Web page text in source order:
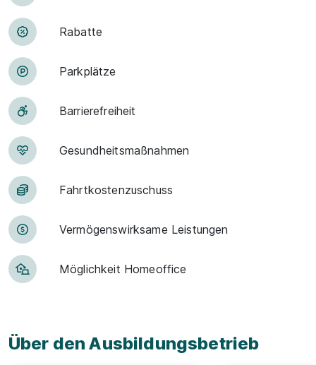
Rabatte
Park­plätze
Barriere­frei­heit
Ge­sund­heits­maß­nah­men
Fahrt­kosten­zu­schuss
Vermögens­wirksame Leistungen
Möglichkeit Homeoffice
Über den Ausbildungsbetrieb